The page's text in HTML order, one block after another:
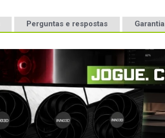
Perguntas e respostas Garantia